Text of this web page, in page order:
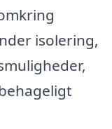
isolering,